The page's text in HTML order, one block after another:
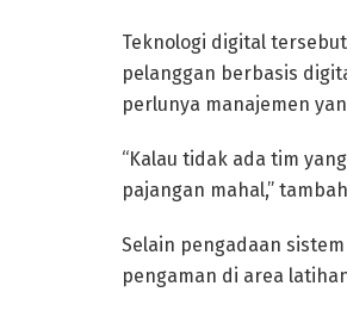
Teknologi digital
pelanggan berbasis
perlunya manajemen
“Kalau tidak ada tim
pajangan mahal,”
Selain pengadaan
pengaman di area